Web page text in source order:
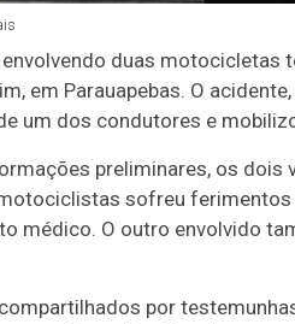
duas
em Parauapebas. O
um dos condutores e
preliminares, os dois
sofreu
médico. O outro envolvido
por